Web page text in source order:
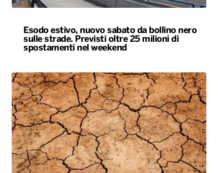
Esodo estivo, nuovo sabato da bollino nero
sulle strade. Previsti oltre 25 milioni di
spostamenti nel weekend